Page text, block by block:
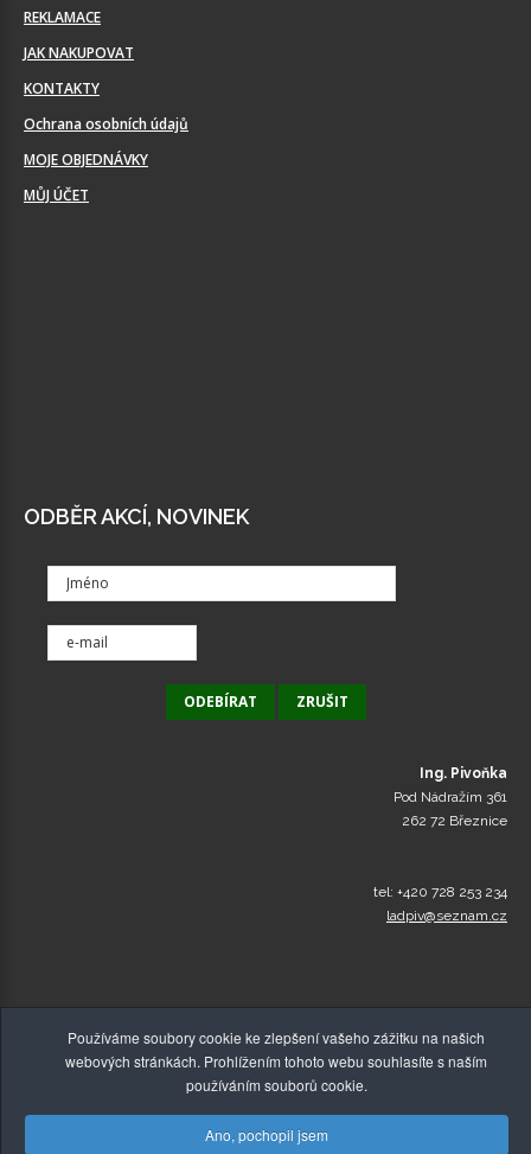
REKLAMACE
JAK NAKUPOVAT
KONTAKTY
Ochrana osobních údajů
MOJE OBJEDNÁVKY
MŮJ ÚČET
ODBĚR AKCÍ, NOVINEK
Ing. Pivoňka
Pod Nádražím 361
262 72 Březnice
tel: +420 728 253 234
ladpiv@seznam.cz
Používáme soubory cookie ke zlepšení vašeho zážitku na našich
webových stránkách. Prohlížením tohoto webu souhlasíte s naším
používáním souborů cookie.
Ano, pochopil jsem